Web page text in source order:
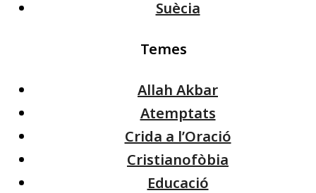
Suècia
Temes
Allah Akbar
Atemptats
Crida a l’Oració
Cristianofòbia
Educació